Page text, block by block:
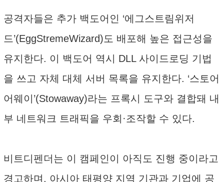
공격자들은 추가 백도어인 ‘에그스트림위저
드’(EggStremeWizard)도 배포해 높은 접근성을
유지한다. 이 백도어 역시 DLL 사이드로딩 기법
을 쓰고 자체 대체 서버 목록을 유지한다. ‘스토어
어웨이’(Stowaway)라는 프록시 도구와 결합돼 내
부 네트워크 트래픽을 우회·조작할 수 있다.
비트디펜더는 이 캠페인이 아직도 진행 중이라고
경고하며, 아시아 태평양 지역 기관과 기업에 공